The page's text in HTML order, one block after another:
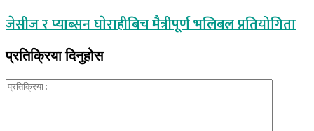
जेसीज र प्याब्सन घाेराहीबिच मैत्रीपूर्ण भलिबल प्रतियोगिता
प्रतिक्रिया दिनुहोस